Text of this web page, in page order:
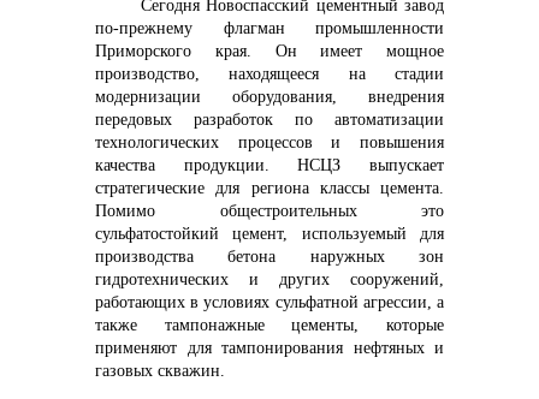
Сегодня Новоспасский цементный завод
по-прежнему флагман промышленности
Приморского края. Он имеет мощное
производство, находящееся на стадии
модернизации оборудования, внедрения
передовых разработок по автоматизации
технологических процессов и повышения
качества продукции. НСЦЗ выпускает
стратегические для региона классы цемента.
Помимо общестроительных это
сульфатостойкий цемент, используемый для
производства бетона наружных зон
гидротехнических и других сооружений,
работающих в условиях сульфатной агрессии, а
также тампонажные цементы, которые
применяют для тампонирования нефтяных и
газовых скважин.